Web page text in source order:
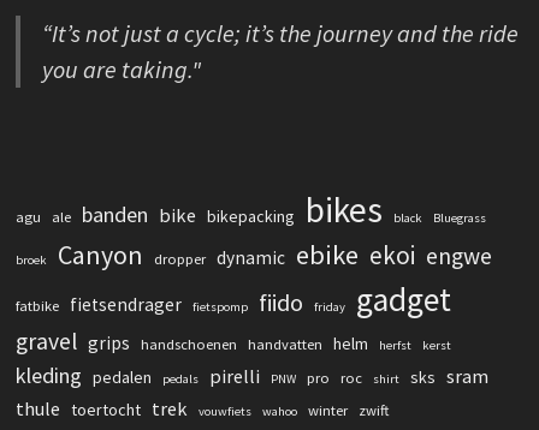
“It’s not just a cycle; it’s the journey and the ride
you are taking."
agu ale banden bike bikepacking bikes black Bluegrass
broek Canyon dropper dynamic ebike ekoi engwe
fatbike fietsendrager fietspomp fiido friday gadget
gravel grips handschoenen handvatten helm herfst kerst
kleding pedalen pedals pirelli PNW pro roc shirt sks sram
thule toertocht trek vouwfiets wahoo winter zwift